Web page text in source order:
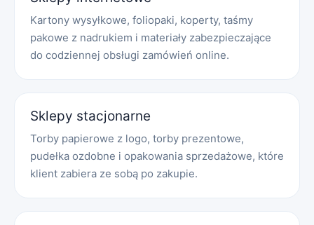
Kartony wysyłkowe, foliopaki, koperty, taśmy
pakowe z nadrukiem i materiały zabezpieczające
do codziennej obsługi zamówień online.
Sklepy stacjonarne
Torby papierowe z logo, torby prezentowe,
pudełka ozdobne i opakowania sprzedażowe, które
klient zabiera ze sobą po zakupie.